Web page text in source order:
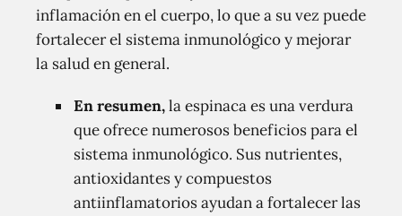
inflamación en el cuerpo, lo que a su vez puede
fortalecer el sistema inmunológico y mejorar
la salud en general.
En resumen,la espinaca es una verdura
que ofrece numerosos beneficios para el
sistema inmunológico. Sus nutrientes,
antioxidantes y compuestos
antiinflamatorios ayudan a fortalecer las